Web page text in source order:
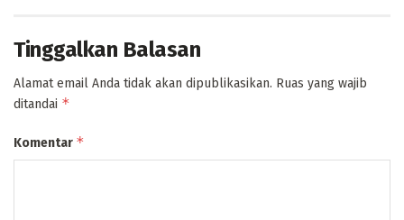
Tinggalkan Balasan
Alamat email Anda tidak akan dipublikasikan. Ruas yang wajib
ditandai *
Komentar *